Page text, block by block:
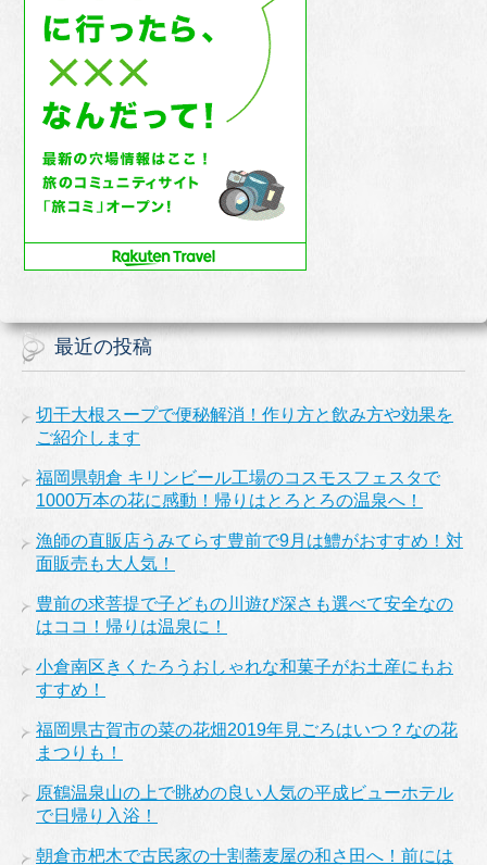
最近の投稿
切干大根スープで便秘解消！作り方と飲み方や効果を
ご紹介します
福岡県朝倉 キリンビール工場のコスモスフェスタで
1000万本の花に感動！帰りはとろとろの温泉へ！
漁師の直販店うみてらす豊前で9月は鱧がおすすめ！対
面販売も大人気！
豊前の求菩提で子どもの川遊び深さも選べて安全なの
はココ！帰りは温泉に！
小倉南区きくたろうおしゃれな和菓子がお土産にもお
すすめ！
福岡県古賀市の菜の花畑2019年見ごろはいつ？なの花
まつりも！
原鶴温泉山の上で眺めの良い人気の平成ビューホテル
で日帰り入浴！
朝倉市杷木で古民家の十割蕎麦屋の和さ田へ！前には